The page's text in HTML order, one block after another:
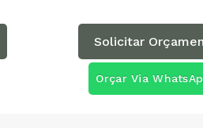
Solicitar
Orçar Via